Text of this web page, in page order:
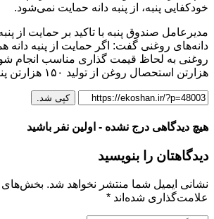
خودکفایی پنبه، از پنبه دانه حمایت نمی‌شود.
مدیرعامل صندوق پنبه با تاکید بر حمایت از پنبه
دانه‌های روغنی گفت: اگر حمایت از پنبه دانه
هزارتن استحصال روغن از تولید ۱۵۰ هزارتن پنبه دانه وجود دارد.
کپی شد.
هیچ دیدگاهی درج نشده - اولین نفر باشید
دیدگاهتان را بنویسید
نشانی ایمیل شما منتشر نخواهد شد. بخش‌های
علامت‌گذاری شده‌اند *